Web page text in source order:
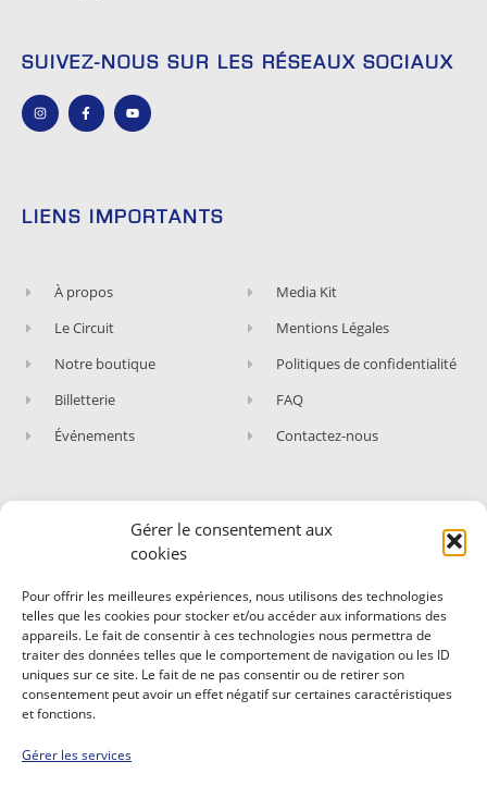
Gérer le consentement aux
cookies
Pour offrir les meilleures expériences, nous utilisons des technologies
telles que les cookies pour stocker et/ou accéder aux informations des
appareils. Le fait de consentir à ces technologies nous permettra de
traiter des données telles que le comportement de navigation ou les ID
uniques sur ce site. Le fait de ne pas consentir ou de retirer son
consentement peut avoir un effet négatif sur certaines caractéristiques
et fonctions.
Gérer les services
SUIVEZ-NOUS SUR LES RÉSEAUX SOCIAUX
LIENS IMPORTANTS
À propos
Le Circuit
Notre boutique
Billetterie
Événements
Media Kit
Mentions Légales
Politiques de confidentialité
FAQ
Contactez-nous
ABONNEZ-VOUS À NOTRE NEWSLETTER
Cours !
Abonnez-vous et recevez nos dernières actualités,
nos évènements et expériences.